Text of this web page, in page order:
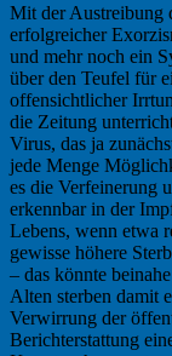
Mit der Austreibung
erfolgreicher
und mehr noch ein
über den Teufel für
offensichtlicher
die Zeitung
Virus, das ja
jede Menge
es die Verfeinerung
erkennbar in der
Lebens, wenn etwa
gewisse höhere
– das könnte
Alten sterben damit
Verwirrung der
Berichterstattung